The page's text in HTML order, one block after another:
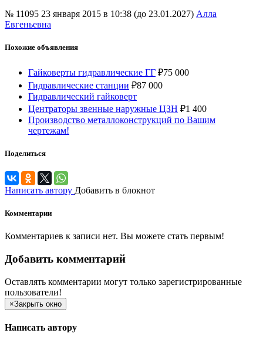
№ 11095 23 января 2015 в 10:38 (до 23.01.2027) Алла
Евгеньевна
Похожие объявления
Гайковерты гидравлические ГГ ₽75 000
Гидравлические станции ₽87 000
Гидравлический гайковерт
Центраторы звенные наружные ЦЗН ₽1 400
Производство металлоконструкций по Вашим
чертежам!
Поделиться
Написать автору Добавить в блокнот
Комментарии
Комментариев к записи нет. Вы можете стать первым!
Добавить комментарий
Оставлять комментарии могут только зарегистрированные
пользователи!
×Закрыть окно
Написать автору